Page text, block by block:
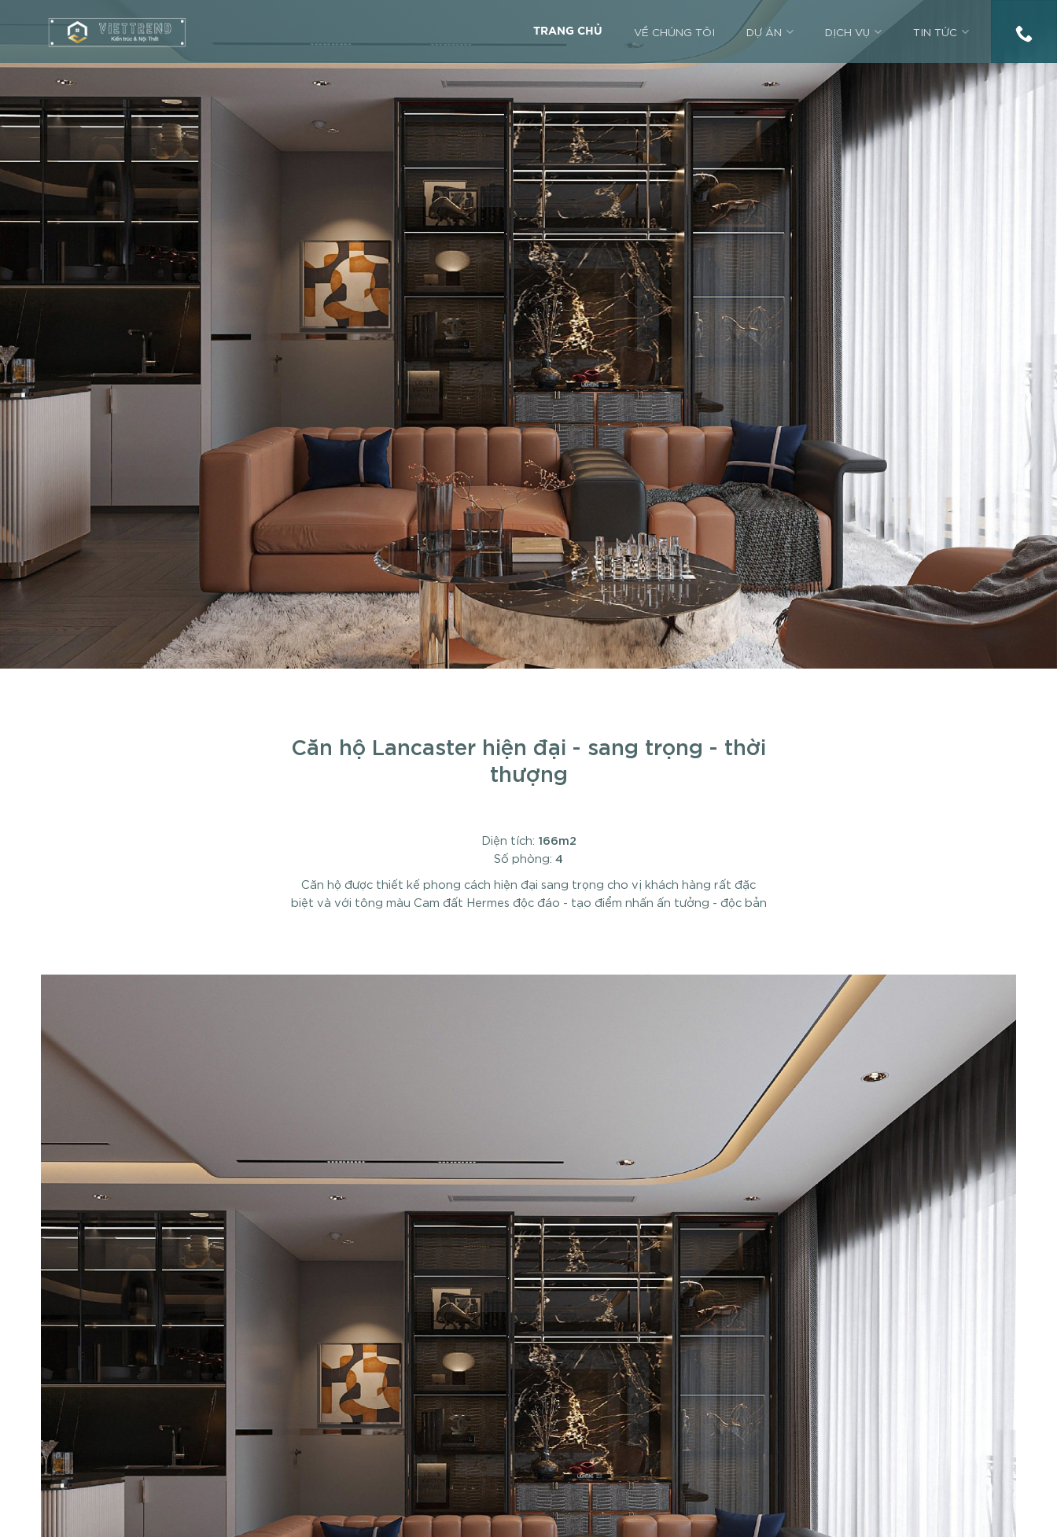
TRANG CHỦ VỀ CHÚNG TÔI DỰ ÁN DỊCH VỤ TIN TỨC
Căn hộ Lancaster hiện đại - sang trọng - thời
thượng
Diện tích: 166m2
Số phòng: 4
Căn hộ được thiết kế phong cách hiện đại sang trọng cho vị khách hàng rất đặc
biệt và với tông màu Cam đất Hermes độc đáo - tạo điểm nhấn ấn tưởng - độc bản